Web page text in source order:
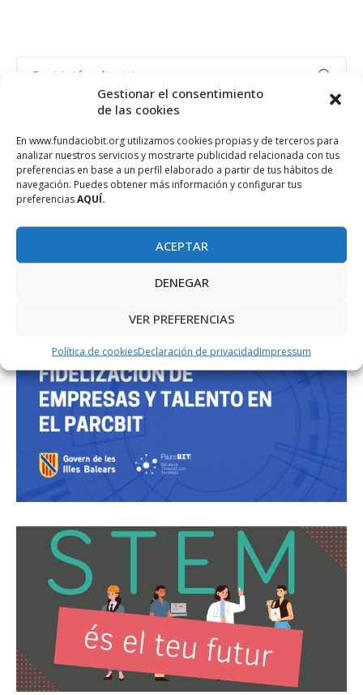
Gestionar el consentimiento
de las cookies
En www.fundaciobit.org utilizamos cookies propias y de terceros para
analizar nuestros servicios y mostrarte publicidad relacionada con tus
preferencias en base a un perfil elaborado a partir de tus hábitos de
navegación. Puedes obtener más información y configurar tus
preferenciasAQUÍ.
ACEPTAR
DENEGAR
VER PREFERENCIAS
Política de cookiesDeclaración de privacidadImpressum
PROJECTE COFINANÇAT PEL FONS SOCIAL EUROPEU